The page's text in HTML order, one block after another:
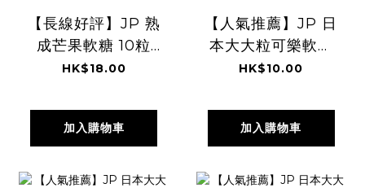
【長線好評】JP 熟
成芒果軟糖 10粒
7050
HK$18.00
加入購物車
【人氣推薦】JP 日
本大大粒可樂軟糖
5粒 7324
HK$10.00
加入購物車